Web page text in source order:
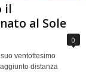
il
al Sole
0
ventottesimo
distanza